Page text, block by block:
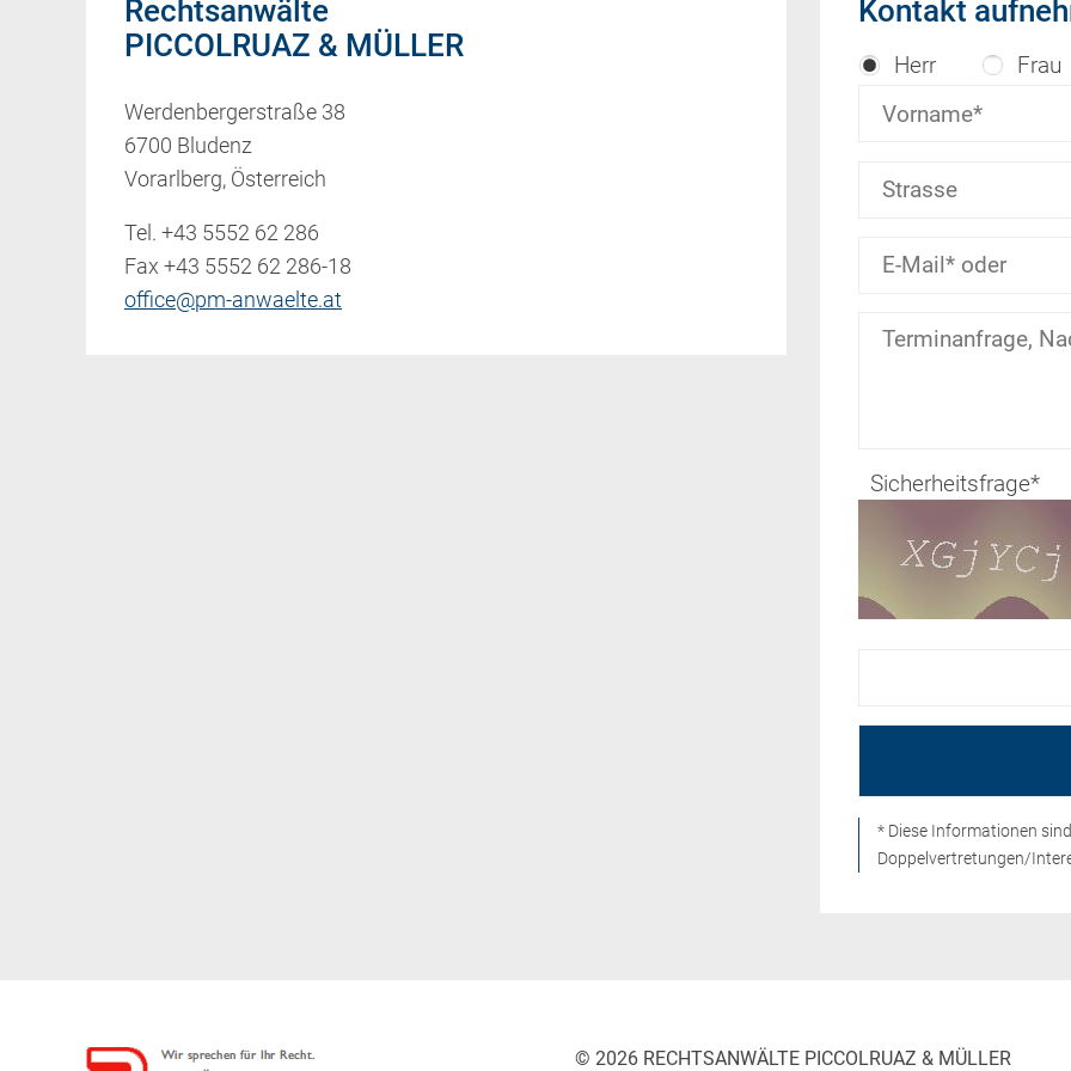
Rechtsanwälte
PICCOLRUAZ & MÜLLER
Werdenbergerstraße 38
6700 Bludenz
Vorarlberg, Österreich
Tel. +43 5552 62 286
Fax +43 5552 62 286-18
office@pm-anwaelte.at
Kontakt
Herr Frau
Sicherheitsfrage*
* Diese Informationen
Doppelvertretungen/
© 2026 RECHTSANWÄLTE PICCOLRUAZ & MÜLLER